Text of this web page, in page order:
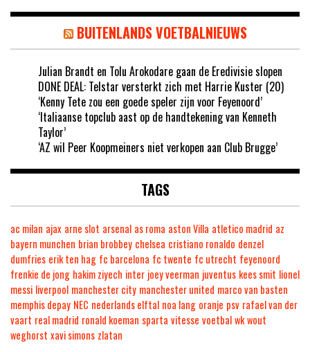
BUITENLANDS VOETBALNIEUWS
Julian Brandt en Tolu Arokodare gaan de Eredivisie slopen
DONE DEAL: Telstar versterkt zich met Harrie Kuster (20)
‘Kenny Tete zou een goede speler zijn voor Feyenoord’
‘Italiaanse topclub aast op de handtekening van Kenneth
Taylor’
‘AZ wil Peer Koopmeiners niet verkopen aan Club Brugge’
TAGS
ac milan ajax arne slot arsenal as roma aston Villa atletico madrid az
bayern munchen brian brobbey chelsea cristiano ronaldo denzel
dumfries erik ten hag fc barcelona fc twente fc utrecht feyenoord
frenkie de jong hakim ziyech inter joey veerman juventus kees smit lionel
messi liverpool manchester city manchester united marco van basten
memphis depay NEC nederlands elftal noa lang oranje psv rafael van der
vaart real madrid ronald koeman sparta vitesse voetbalwkwout
weghorst xavi simons zlatan